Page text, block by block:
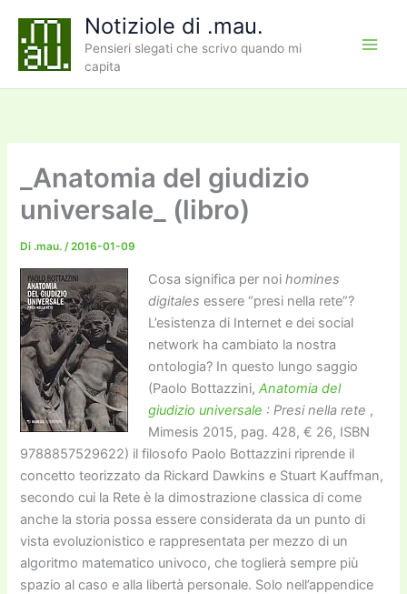
contenuto
Notiziole di .mau.
Pensieri slegati che scrivo quando mi
capita
_Anatomia del giudizio
universale_ (libro)
Di .mau./2016-01-09
Cosa significa per noihomines
digitales essere “presi nella rete”?
L’esistenza di Internet e dei social
network ha cambiato la nostra
ontologia? In questo lungo saggio
(Paolo Bottazzini,Anatomia del
giudizio universale : Presi nella rete ,
Mimesis 2015, pag. 428, € 26, ISBN
9788857529622) il filosofo Paolo Bottazzini riprende il
concetto teorizzato da Rickard Dawkins e Stuart Kauffman,
secondo cui la Rete è la dimostrazione classica di come
anche la storia possa essere considerata da un punto di
vista evoluzionistico e rappresentata per mezzo di un
algoritmo matematico univoco, che toglierà sempre più
spazio al caso e alla libertà personale. Solo nell’appendice